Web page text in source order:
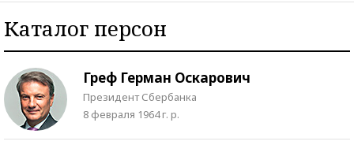
Каталог персон
Греф Герман Оскарович
Президент Сбербанка
8 февраля 1964 г. р.